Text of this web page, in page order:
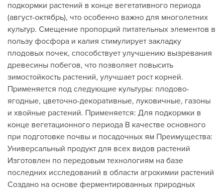
подкормки растений в конце вегетативного периода
(август-октябрь), что особенно важно для многолетних
культур. Смещение пропорций питательных элементов в
пользу фосфора и калия стимулирует закладку
плодовых почек, способствует улучшению вызревания
древесины побегов, что позволяет повысить
зимостойкость растений, улучшает рост корней.
Применяется под следующие культуры: плодово-
ягодные, цветочно-декоративные, луковичные, газоны
и хвойные растений. Применяется: Для подкормки в
конце вегетационного периода В качестве основного
при подготовке почвы и посадочных ям Преимущества:
Универсальный продукт для всех видов растений
Изготовлен по передовым технологиям на базе
последних исследований в области агрохимии растений
Создано на основе ферментированных природных